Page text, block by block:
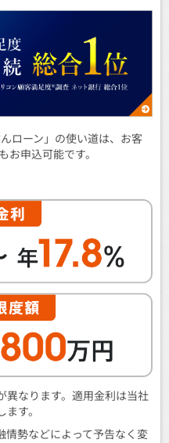
ローン」の使い道は、お客
お申込可能です。
異なります。適用金利は当社
す。
勢などによって予告なく変